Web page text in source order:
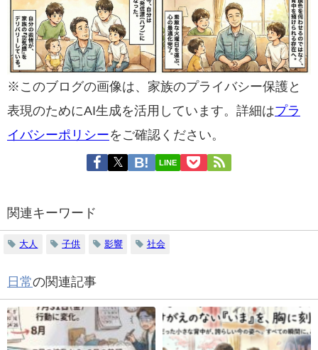
※このブログの画像は、家族のプライバシー保護と
表現のためにAI生成を活用しています。詳細はプラ
イバシーポリシーをご確認ください。
LINE
関連キーワード
大人 子供 影響 社会
日常の関連記事